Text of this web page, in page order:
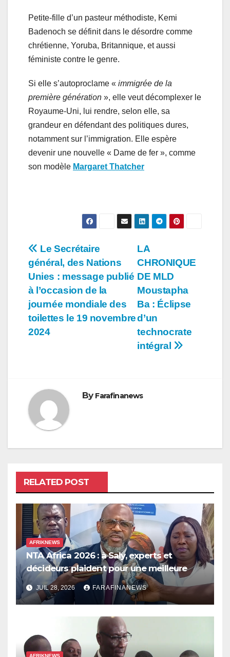
Petite-fille d’un pasteur méthodiste, Kemi
Badenoch se définit dans le désordre comme
chrétienne, Yoruba, Britannique, et aussi
féministe contre le genre.
Si elle s’autoproclame « immigrée de la
première génération », elle veut décomplexer le
Royaume-Uni, lui rendre, selon elle, sa
grandeur en défendant des politiques dures,
notamment sur l’immigration. Elle espère
devenir une nouvelle « Dame de fer », comme
son modèle Margaret Thatcher
Navigation
de
l’article
LA
CHRONIQUE
DE MLD
Moustapha
Ba : Éclipse
d’un
technocrate
intégral
Le Secrétaire
général, des Nations
Unies : message publié
à l’occasion de la
journée mondiale des
toilettes le 19 novembre
2024
By Farafinanews
RELATED POST
AFRIKNEWS
NTA Africa 2026 : à Saly, experts et
décideurs plaident pour une meilleure
prise en compte de l’économie des soins
en Afrique
JUIL 28, 2026 FARAFINANEWS